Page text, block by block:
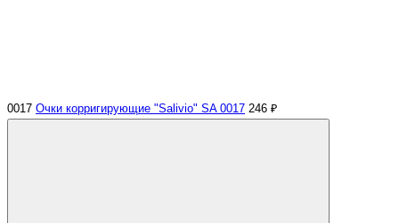
0017 Очки корригирующие "Salivio" SA 0017 246 ₽